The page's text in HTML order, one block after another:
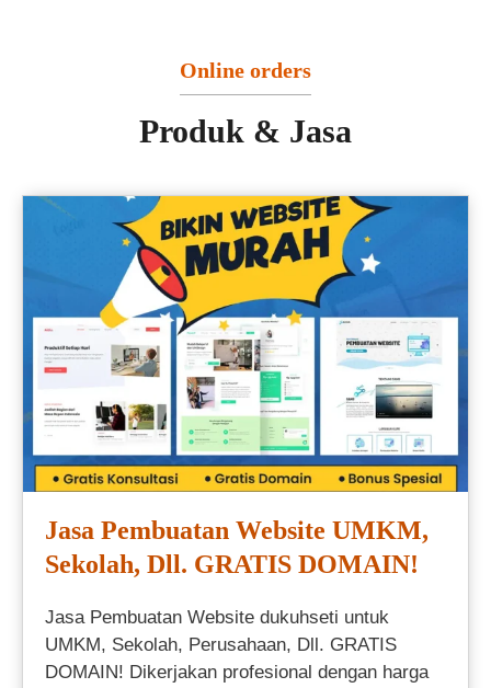
Online orders
Produk & Jasa
Jasa Pembuatan Website UMKM,
Sekolah, Dll. GRATIS DOMAIN!
Jasa Pembuatan Website dukuhseti untuk
UMKM, Sekolah, Perusahaan, Dll. GRATIS
DOMAIN! Dikerjakan profesional dengan harga